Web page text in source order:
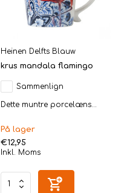
Heinen Delfts Blauw
krus mandala flamingo
Sammenlign
Dette muntre porcelæns...
På lager
€12,95
Inkl. Moms